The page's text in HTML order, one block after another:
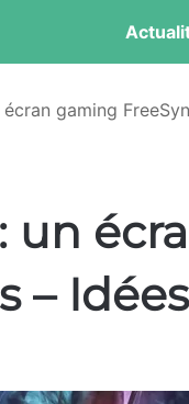
écran gaming
un
–